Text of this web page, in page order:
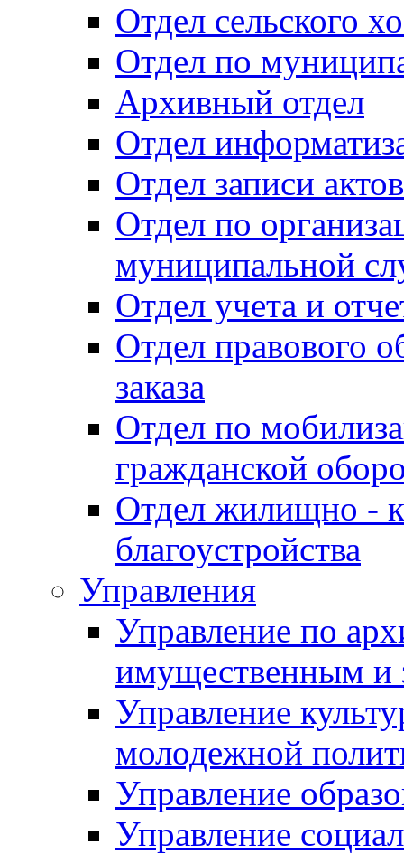
Отдел сельского
Отдел по
Архивный отдел
Отдел
Отдел записи
Отдел по
муниципальной
Отдел учета и
Отдел правового
заказа
Отдел по
гражданской
Отдел жилищно -
благоустройства
Управления
Управление по
имущественным и
Управление
молодежной
Управление
Управление